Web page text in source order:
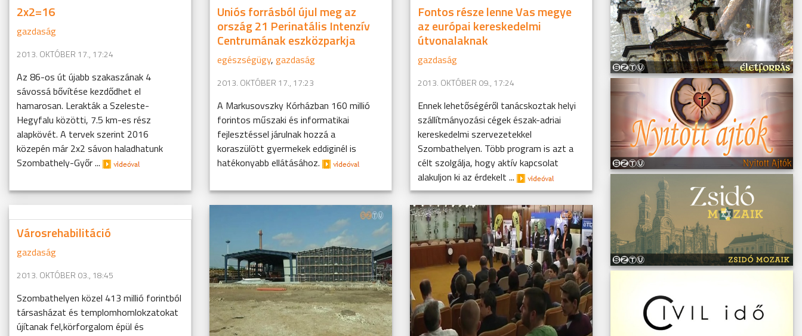
2x2=16
gazdaság
2013. OKTÓBER 17., 17:24
Az 86-os út újabb szakaszának 4
sávossá bővítése kezdődhet el
hamarosan. Lerakták a Szeleste-
Hegyfalu közötti, 7.5 km-es rész
alapkövét. A tervek szerint 2016
közepén már 2x2 sávon haladhatunk
Szombathely-Győr ...
Uniós forrásból újul meg az
ország 21 Perinatális Intenzív
Centrumának eszközparkja
egészségügy, gazdaság
2013. OKTÓBER 17., 17:23
A Markusovszky Kórházban 160 millió
forintos műszaki és informatikai
fejlesztéssel járulnak hozzá a
koraszülött gyermekek eddiginél is
hatékonyabb ellátásához.
Fontos része lenne Vas megye
az európai kereskedelmi
útvonalaknak
gazdaság
2013. OKTÓBER 09., 17:24
Ennek lehetőségéről tanácskoztak helyi
szállítmányozási cégek észak-adriai
kereskedelmi szervezetekkel
Szombathelyen. Több program is azt a
célt szolgálja, hogy aktív kapcsolat
alakuljon ki az érdekelt ...
Városrehabilitáció
gazdaság
2013. OKTÓBER 03., 18:45
Szombathelyen közel 413 millió forintból
társasházat és templomhomlokzatokat
újítanak fel,körforgalom épül és